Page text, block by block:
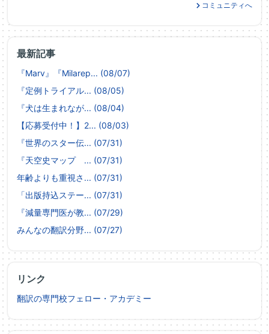
最新記事
『Marv』『Milarep... (08/07)
『定例トライアル... (08/05)
『犬は生まれなが... (08/04)
【応募受付中！】2... (08/03)
『世界のスター伝... (07/31)
『天空史マップ ... (07/31)
年齢よりも重視さ... (07/31)
「出版持込ステー... (07/31)
『減量専門医が教... (07/29)
みんなの翻訳分野... (07/27)
リンク
翻訳の専門校フェロー・アカデミー
コミュニティへ